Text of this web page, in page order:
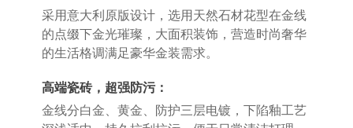
采用意大利原版设计，选用天然石材花型在金线
的点缀下金光璀璨，大面积装饰，营造时尚奢华
的生活格调满足豪华金装需求。
高端瓷砖，超强防污：
金线分白金、黄金、防护三层电镀，下陷釉工艺